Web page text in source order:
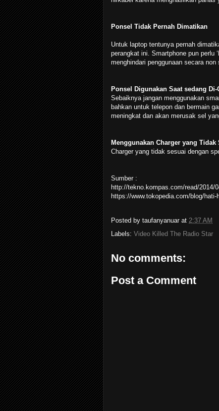
Ponsel Tidak Pernah Dimatikan
Untuk laptop tentunya pernah
perangkat ini. Smartphone pun perlu
menghindari penggunaan secara
Ponsel Digunakan Saat sedang Di-
Sebaiknya jangan menggunakan
bahkan untuk telepon dan bermain
meningkat dan akan merusak sel
Menggunakan Charger yang
Charger yang tidak sesuai dengan
Sumber :
http://tekno.kompas.com/read/2014/
https://www.tokopedia.com/blog/
Posted by taufanyanuar at 2:37 AM
Labels: Video Killed The Radio Star
No comments:
Post a Comment